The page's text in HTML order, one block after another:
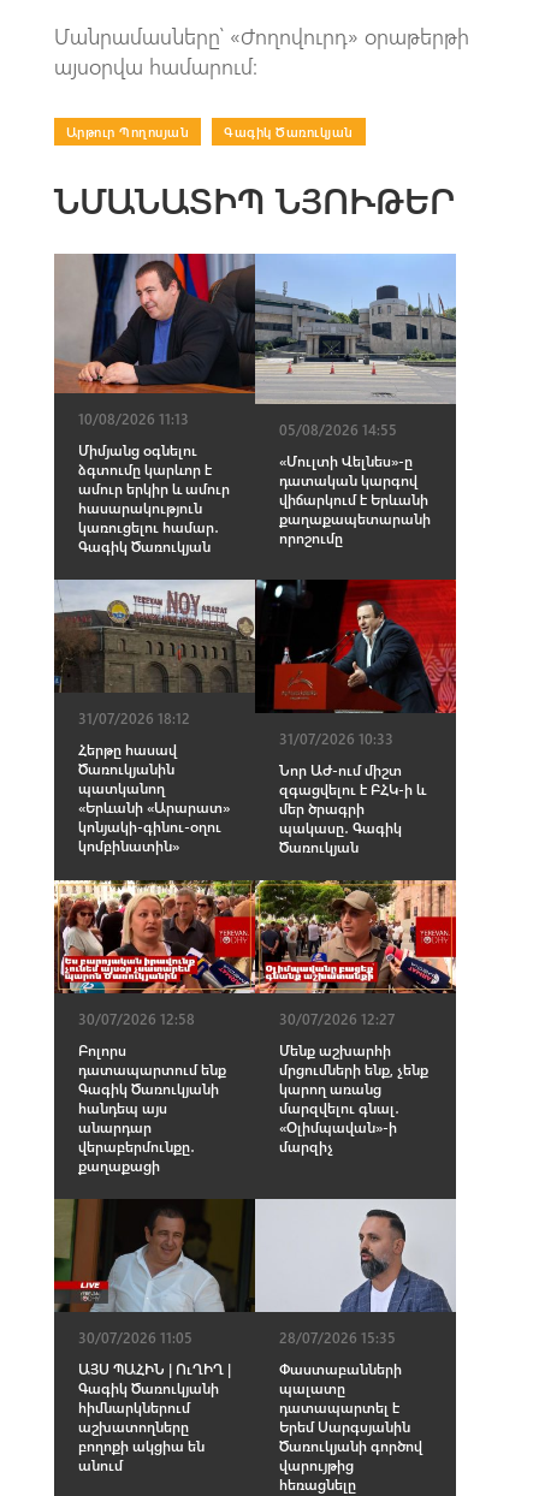
Մանրամասները՝ «Ժողովուրդ» օրաթերթի
այսօրվա համարում:
Արթուր Պողոսյան Գագիկ Ծառուկյան
ՆՄԱՆԱՏԻՊ ՆՅՈՒԹԵՐ
10/08/2026 11:13
Միմյանց օգնելու
ձգտումը կարևոր է
ամուր երկիր և ամուր
հասարակություն
կառուցելու համար․
Գագիկ Ծառուկյան
05/08/2026 14:55
«Մուլտի Վելնես»-ը
դատական կարգով
վիճարկում է Երևանի
քաղաքապետարանի
որոշումը
31/07/2026 18:12
Հերթը հասավ
Ծառուկյանին
պատկանող
«Երևանի «Արարատ»
կոնյակի-գինու-օղու
կոմբինատին»
31/07/2026 10:33
Նոր ԱԺ-ում միշտ
զգացվելու է ԲՀԿ-ի և
մեր ծրագրի
պակասը․ Գագիկ
Ծառուկյան
30/07/2026 12:58
Բոլորս
դատապարտում ենք
Գագիկ Ծառուկյանի
հանդեպ այս
անարդար
վերաբերմունքը․
քաղաքացի
30/07/2026 12:27
Մենք աշխարհի
մրցումների ենք, չենք
կարող առանց
մարզվելու գնալ․
«Օլիմպավան»-ի
մարզիչ
30/07/2026 11:05
ԱՅՍ ՊԱՀԻՆ | ՈւՂԻՂ |
Գագիկ Ծառուկյանի
հիմնարկներում
աշխատողները
բողոքի ակցիա են
անում
28/07/2026 15:35
Փաստաբանների
պալատը
դատապարտել է
Երեմ Սարգսյանին
Ծառուկյանի գործով
վարույթից
հեռացնելը